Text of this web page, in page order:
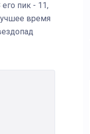
пик - 11,
время